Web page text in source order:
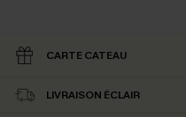
CARTE CATEAU
LIVRAISON ÉCLAIR